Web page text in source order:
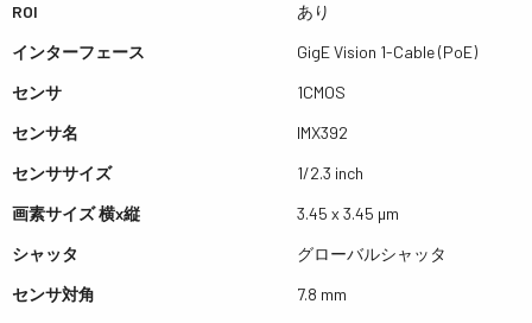
ROI
あり
インターフェース
GigE Vision 1-Cable (PoE)
センサ
1CMOS
センサ名
IMX392
センササイズ
1/2.3 inch
画素サイズ 横x縦
3.45 x 3.45 µm
シャッタ
グローバルシャッタ
センサ対角
7.8 mm